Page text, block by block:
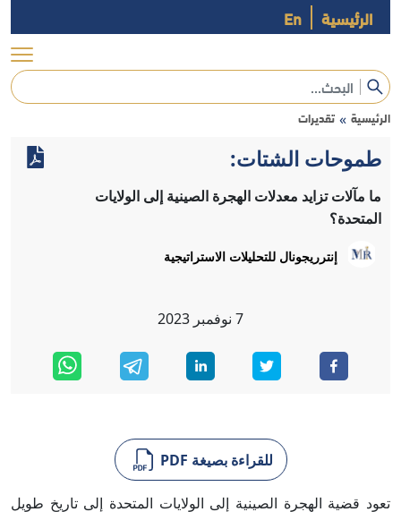
الرئيسية En
الرئيسية » تقديرات
طموحات الشتات:
ما مآلات تزايد معدلات الهجرة الصينية إلى الولايات
المتحدة؟
إنترريجونال للتحليلات الاستراتيجية
7 نوفمبر 2023
للقراءة بصيغة PDF
تعود قضية الهجرة الصينية إلى الولايات المتحدة إلى تاريخ طويل